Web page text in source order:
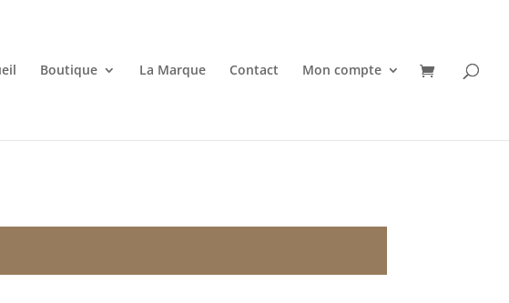
Boutique La Marque Contact Mon compte